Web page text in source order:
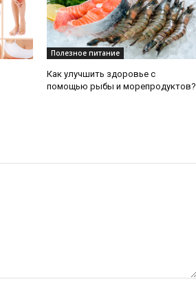
Полезное питание
Как улучшить здоровье с
помощью рыбы и морепродуктов?